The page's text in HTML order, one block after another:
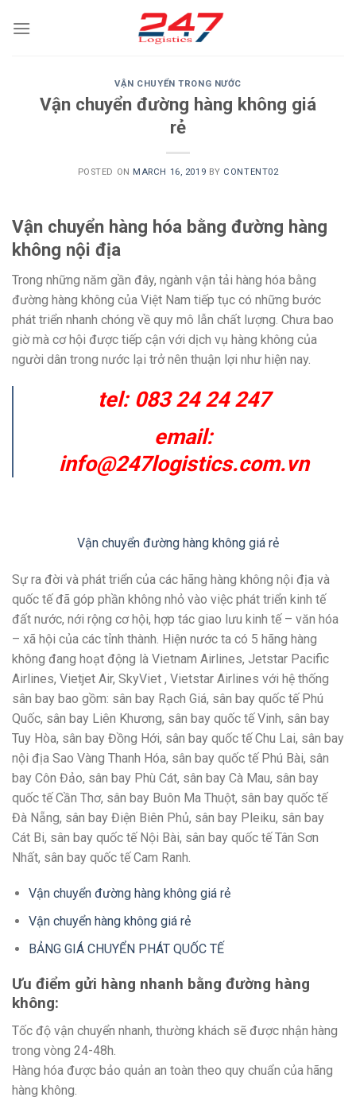
VẬN CHUYỂN TRONG NƯỚC
Vận chuyển đường hàng không giá
rẻ
POSTED ON MARCH 16, 2019 BY CONTENT02
Vận chuyển hàng hóa bằng đường hàng
không nội địa
Trong những năm gần đây, ngành vận tải hàng hóa bằng
đường hàng không của Việt Nam tiếp tục có những bước
phát triển nhanh chóng về quy mô lẫn chất lượng. Chưa bao
giờ mà cơ hội được tiếp cận với dịch vụ hàng không của
người dân trong nước lại trở nên thuận lợi như hiện nay.
tel: 083 24 24 247
email:
info@247logistics.com.vn
Vận chuyển đường hàng không giá rẻ
Sự ra đời và phát triển của các hãng hàng không nội địa và
quốc tế đã góp phần không nhỏ vào việc phát triển kinh tế
đất nước, nới rộng cơ hội, hợp tác giao lưu kinh tế – văn hóa
– xã hội của các tỉnh thành. Hiện nước ta có 5 hãng hàng
không đang hoạt động là Vietnam Airlines, Jetstar Pacific
Airlines, Vietjet Air, SkyViet , Vietstar Airlines với hệ thống
sân bay bao gồm: sân bay Rạch Giá, sân bay quốc tế Phú
Quốc, sân bay Liên Khương, sân bay quốc tế Vinh, sân bay
Tuy Hòa, sân bay Đồng Hới, sân bay quốc tế Chu Lai, sân bay
nội địa Sao Vàng Thanh Hóa, sân bay quốc tế Phú Bài, sân
bay Côn Đảo, sân bay Phù Cát, sân bay Cà Mau, sân bay
quốc tế Cần Thơ, sân bay Buôn Ma Thuột, sân bay quốc tế
Đà Nẵng, sân bay Điện Biên Phủ, sân bay Pleiku, sân bay
Cát Bi, sân bay quốc tế Nội Bài, sân bay quốc tế Tân Sơn
Nhất, sân bay quốc tế Cam Ranh.
Vận chuyển đường hàng không giá rẻ
Vận chuyển hàng không giá rẻ
BẢNG GIÁ CHUYỂN PHÁT QUỐC TẾ
Ưu điểm gửi hàng nhanh bằng đường hàng
không:
Tốc độ vận chuyển nhanh, thường khách sẽ được nhận hàng
trong vòng 24-48h.
Hàng hóa được bảo quản an toàn theo quy chuẩn của hãng
hàng không.